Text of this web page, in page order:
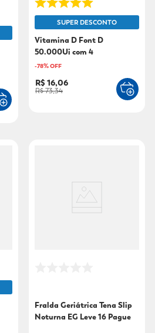
SUPER DESCONTO
Vitamina D Font D
50.000Ui com 4
Comprimidos
-78% OFF
R$ 16,06
R$ 73,34
Fralda Geriátrica Tena Slip
Noturna EG Leve 16 Pague